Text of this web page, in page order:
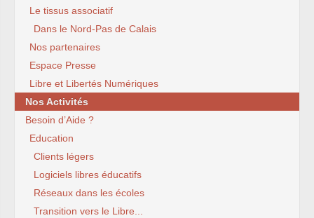
Le tissus associatif
Dans le Nord-Pas de Calais
Nos partenaires
Espace Presse
Libre et Libertés Numériques
Nos Activités
Besoin d’Aide ?
Education
Clients légers
Logiciels libres éducatifs
Réseaux dans les écoles
Transition vers le Libre...